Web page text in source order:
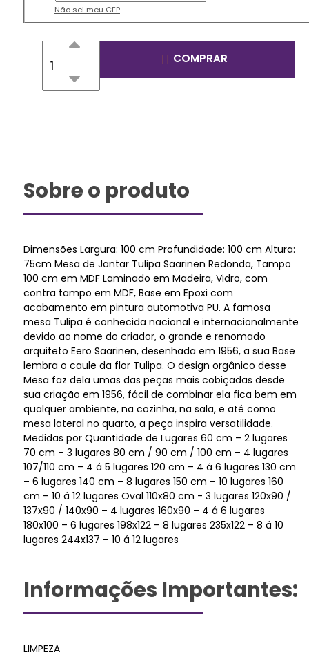
Não sei meu CEP
COMPRAR
Sobre o produto
Dimensões Largura: 100 cm Profundidade: 100 cm Altura:
75cm Mesa de Jantar Tulipa Saarinen Redonda, Tampo
100 cm em MDF Laminado em Madeira, Vidro, com
contra tampo em MDF, Base em Epoxi com
acabamento em pintura automotiva PU. A famosa
mesa Tulipa é conhecida nacional e internacionalmente
devido ao nome do criador, o grande e renomado
arquiteto Eero Saarinen, desenhada em 1956, a sua Base
lembra o caule da flor Tulipa. O design orgânico desse
Mesa faz dela umas das peças mais cobiçadas desde
sua criação em 1956, fácil de combinar ela fica bem em
qualquer ambiente, na cozinha, na sala, e até como
mesa lateral no quarto, a peça inspira versatilidade.
Medidas por Quantidade de Lugares 60 cm – 2 lugares
70 cm – 3 lugares 80 cm / 90 cm / 100 cm – 4 lugares
107/110 cm – 4 á 5 lugares 120 cm – 4 á 6 lugares 130 cm
– 6 lugares 140 cm – 8 lugares 150 cm – 10 lugares 160
cm – 10 á 12 lugares Oval 110x80 cm - 3 lugares 120x90 /
137x90 / 140x90 – 4 lugares 160x90 – 4 á 6 lugares
180x100 – 6 lugares 198x122 – 8 lugares 235x122 – 8 á 10
lugares 244x137 – 10 á 12 lugares
Informações Importantes:
LIMPEZA